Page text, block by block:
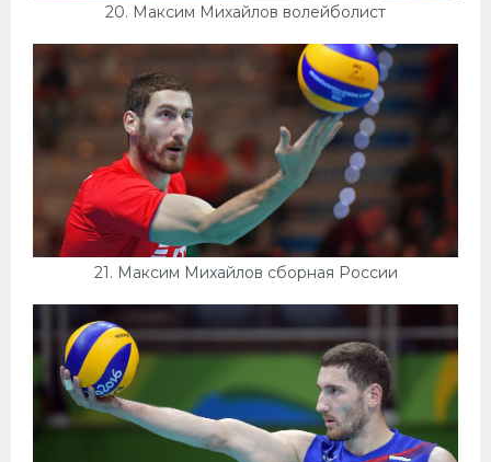
20. Максим Михайлов волейболист
21. Максим Михайлов сборная России